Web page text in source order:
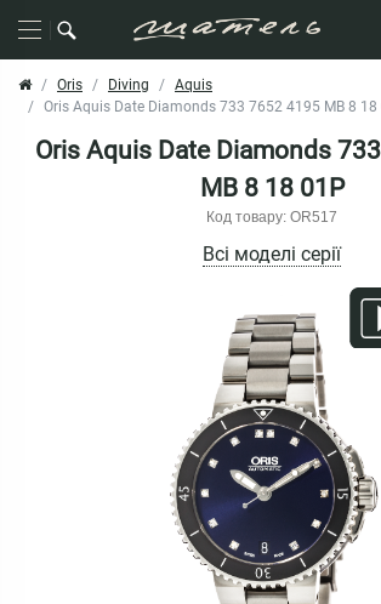
Oris Diving
Aquis
Oris Aquis Date Diamonds 733 7652 4195 MB 8 18
Oris Aquis Date Diamonds
MB 8 18 01P
Код товару: OR517
Всі моделі серії